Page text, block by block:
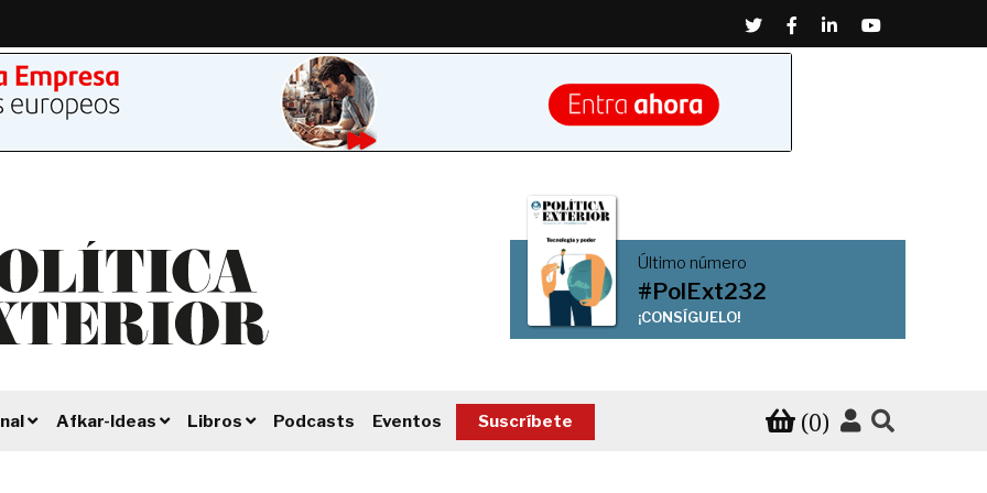
TwitterFacebook
LinkedinYoutube
Último número
#PolExt232
¡CONSÍGUELO!
Afkar-Ideas Libros Podcasts Eventos Suscríbete (0)